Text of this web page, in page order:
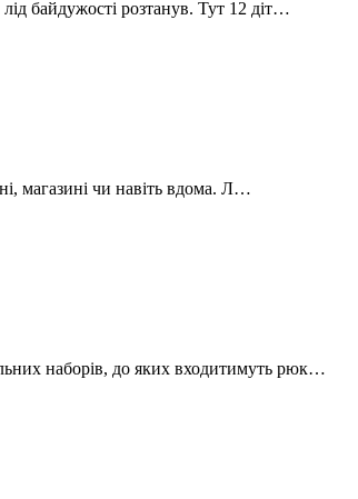
байдужості розтанув. Тут 12 діт…
магазині чи навіть вдома. Л…
наборів, до яких входитимуть рюк…